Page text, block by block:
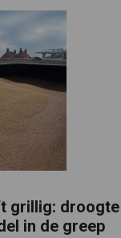
grillig: droogte
in de greep